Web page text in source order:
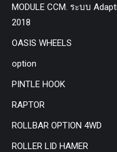
MODULE CCM. ระบบ
2018
OASIS WHEELS
option
PINTLE HOOK
RAPTOR
ROLLBAR OPTION 4WD
ROLLER LID HAMER